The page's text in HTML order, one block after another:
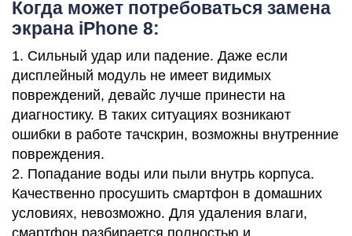
Когда может потребоваться замена
экрана iPhone 8:
1. Сильный удар или падение. Даже если
дисплейный модуль не имеет видимых
повреждений, девайс лучше принести на
диагностику. В таких ситуациях возникают
ошибки в работе тачскрин, возможны внутренние
повреждения.
2. Попадание воды или пыли внутрь корпуса.
Качественно просушить смартфон в домашних
условиях, невозможно. Для удаления влаги,
смартфон разбирается полностью и